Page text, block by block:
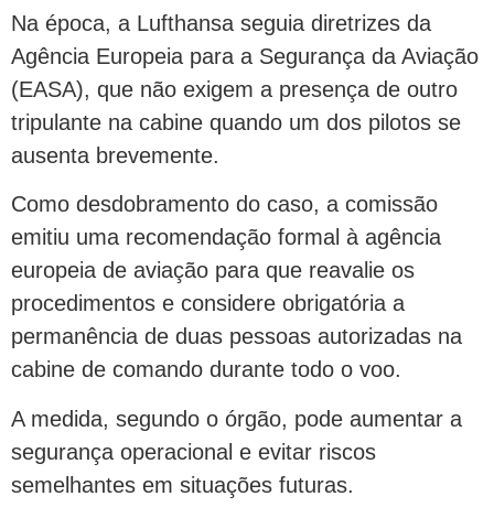
Na época, a Lufthansa seguia diretrizes da
Agência Europeia para a Segurança da Aviação
(EASA), que não exigem a presença de outro
tripulante na cabine quando um dos pilotos se
ausenta brevemente.
Como desdobramento do caso, a comissão
emitiu uma recomendação formal à agência
europeia de aviação para que reavalie os
procedimentos e considere obrigatória a
permanência de duas pessoas autorizadas na
cabine de comando durante todo o voo.
A medida, segundo o órgão, pode aumentar a
segurança operacional e evitar riscos
semelhantes em situações futuras.